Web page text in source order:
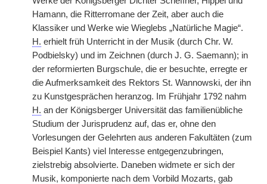
Hamann, die Ritterromane der Zeit, aber auch die
Klassiker und Werke wie Wieglebs „Natürliche Magie“.
H. erhielt früh Unterricht in der Musik (durch Chr. W.
Podbielsky) und im Zeichnen (durch J. G. Saemann); in
der reformierten Burgschule, die er besuchte, erregte er
die Aufmerksamkeit des Rektors St. Wannowski, der ihn
zu Kunstgesprächen heranzog. Im Frühjahr 1792 nahm
H. an der Königsberger Universität das familienübliche
Studium der Jurisprudenz auf, das er, ohne den
Vorlesungen der Gelehrten aus anderen Fakultäten (zum
Beispiel Kants) viel Interesse entgegenzubringen,
zielstrebig absolvierte. Daneben widmete er sich der
Musik, komponierte nach dem Vorbild Mozarts, gab